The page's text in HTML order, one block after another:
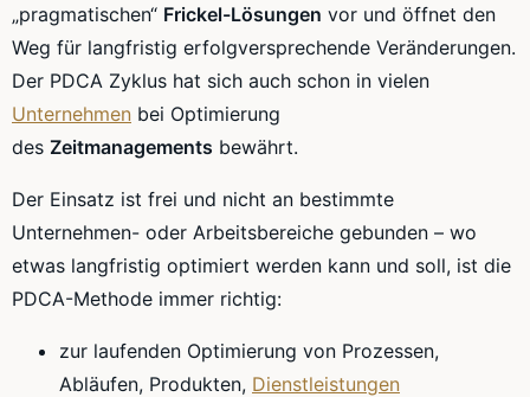
„pragmatischen“ Frickel-Lösungen vor und öffnet den
Weg für langfristig erfolgversprechende Veränderungen.
Der PDCA Zyklus hat sich auch schon in vielen
Unternehmen bei Optimierung
des Zeitmanagements bewährt.
Der Einsatz ist frei und nicht an bestimmte
Unternehmen- oder Arbeitsbereiche gebunden – wo
etwas langfristig optimiert werden kann und soll, ist die
PDCA-Methode immer richtig:
zur laufenden Optimierung von Prozessen,
Abläufen, Produkten, Dienstleistungen